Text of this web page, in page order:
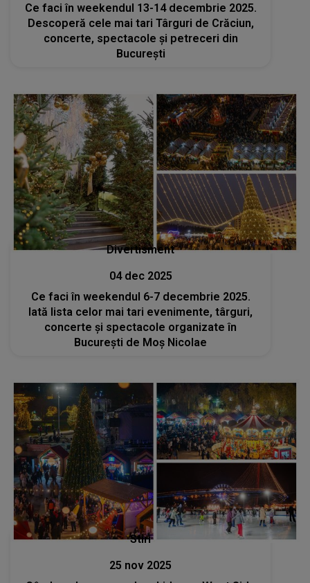
Ce faci în weekendul 13-14 decembrie 2025.
Descoperă cele mai tari Târguri de Crăciun,
concerte, spectacole și petreceri din
București
Divertisment
04 dec 2025
Ce faci în weekendul 6-7 decembrie 2025.
Iată lista celor mai tari evenimente, târguri,
concerte și spectacole organizate în
București de Moș Nicolae
Stiri
25 nov 2025